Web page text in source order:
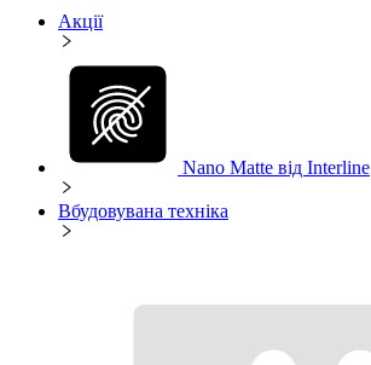
Акції
Nano Matte від Interline
Вбудовувана техніка